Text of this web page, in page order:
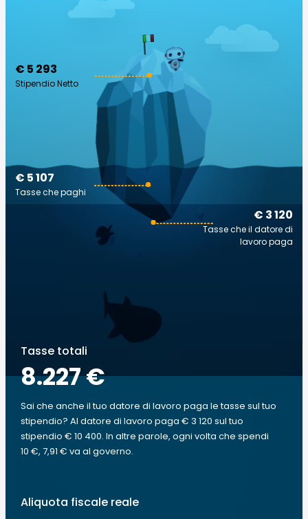
€ 5 293
Stipendio Netto
€ 3 120
Tasse che il datore di
lavoro paga
€ 5 107
Tasse che paghi
Tasse totali
8.227 €
Sai che anche il tuo datore di lavoro paga le tasse sul tuo
stipendio? Al datore di lavoro paga € 3 120 sul tuo
stipendio € 10 400. In altre parole, ogni volta che spendi
10 €, 7,91 € va al governo.
Aliquota fiscale reale